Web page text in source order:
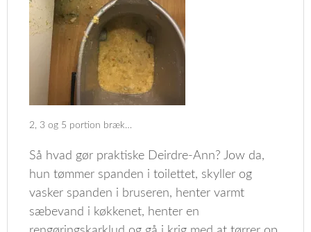
2, 3 og 5 portion bræk…
Så hvad gør praktiske Deirdre-Ann? Jow da,
hun tømmer spanden i toilettet, skyller og
vasker spanden i bruseren, henter varmt
sæbevand i køkkenet, henter en